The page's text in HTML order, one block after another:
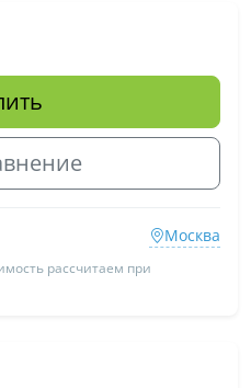
Москва
рассчитаем при